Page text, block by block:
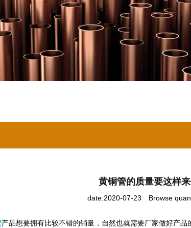
黄铜管的质量要这样
date:2020-07-23 Browse
产品想要拥有比较不错的销量，自然也就需要厂家做好产